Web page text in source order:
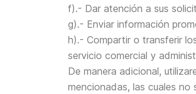
f).- Dar atención a sus
g).- Enviar información
h).- Compartir o transferir
servicio comercial y
De manera adicional,
mencionadas, las cuales